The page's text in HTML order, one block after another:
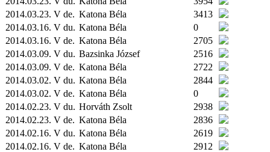
2014.03.23. V de. Katona Béla
3413
2014.03.16. V du. Katona Béla
0
2014.03.16. V de. Katona Béla
2705
2014.03.09. V du. Bazsinka József
2516
2014.03.09. V de. Katona Béla
2722
2014.03.02. V du. Katona Béla
2844
2014.03.02. V de. Katona Béla
0
2014.02.23. V du. Horváth Zsolt
2938
2014.02.23. V de. Katona Béla
2836
2014.02.16. V du. Katona Béla
2619
2014.02.16. V de. Katona Béla
2912